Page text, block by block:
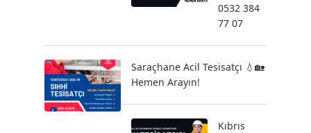
0532 384
77 07
Saraçhane Acil Tesisatçı 💧🏡
Hemen Arayın!
Kıbrıs